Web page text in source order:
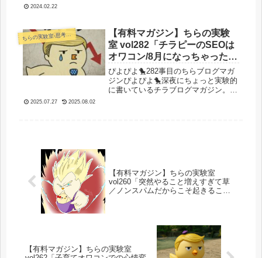
ったりスローライフを謳歌して元気
に...
2024.02.22
ちらの実験室-思考・失敗談・リアルタイム実況等を発信します-
【有料マガジン】ちらの実験
室 vol282「チラピーのSEOは
オワコン/8月になっちゃった！
とりあえず収益報告から！」
ぴよぴよ🐤282事目のちらブログマガ
ジンぴよぴよ🐤深夜にちょっと実験的
に書いているチラブログマガジン。さ
2025.07.27 2025.08.02
【有料マガジン】ちらの実験室
vol260「突然やること増えすぎて草
／ノンスパムだからこそ起きること
【有料マガジン】ちらの実験室